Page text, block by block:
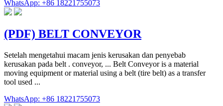
WhatsApp: +86 18221755073
(PDF) BELT CONVEYOR
Setelah mengetahui macam jenis kerusakan dan penyebab
kerusakan pada belt . conveyor, ... Belt Conveyor is a material
moving equipment or material using a belt (tire belt) as a transfer
tool used ...
WhatsApp: +86 18221755073